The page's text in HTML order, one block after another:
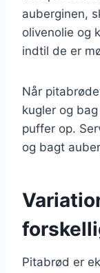
auberginen,
olivenolie og
indtil de er
Når
kugler og
puffer op.
og bagt
Pitabrød er